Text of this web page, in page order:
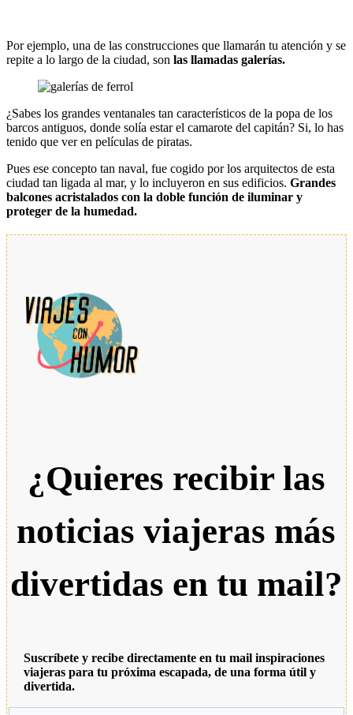
Por ejemplo, una de las construcciones que llamarán tu atención y se
repite a lo largo de la ciudad, son las llamadas galerías.
¿Sabes los grandes ventanales tan característicos de la popa de los
barcos antiguos, donde solía estar el camarote del capitán? Si, lo has
tenido que ver en películas de piratas.
Pues ese concepto tan naval, fue cogido por los arquitectos de esta
ciudad tan ligada al mar, y lo incluyeron en sus edificios. Grandes
balcones acristalados con la doble función de iluminar y
proteger de la humedad.
¿Quieres recibir las
noticias viajeras más
divertidas en tu mail?
Suscríbete y recibe directamente en tu mail inspiraciones
viajeras para tu próxima escapada, de una forma útil y
divertida.